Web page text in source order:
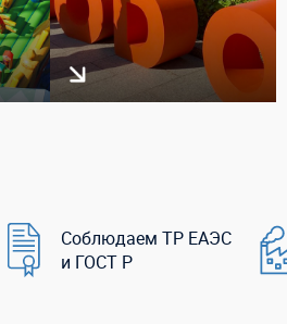
Соблюдаем ТР ЕАЭС
и ГОСТ Р